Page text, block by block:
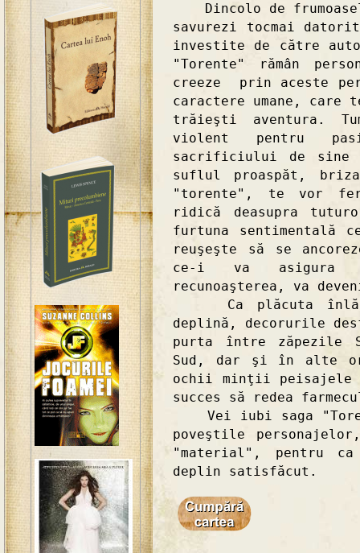
Dincolo de
savurezi tocmai
investite de către
"Torente" rămân
creeze prin aceste
caractere umane, care
trăieşti aventura.
violent pentru
sacrificiului de sine
suflul proaspăt,
"torente", te vor
ridică deasupra
furtuna sentimentală
reuşeşte să se
ce-i va asigura
recunoaşterea, va
Ca plăcuta
deplină, decorurile
purta între
Sud, dar şi în alte
ochii minţii peisajele
succes să redea
Vei iubi saga
poveştile
"material", pentru
deplin satisfăcut.